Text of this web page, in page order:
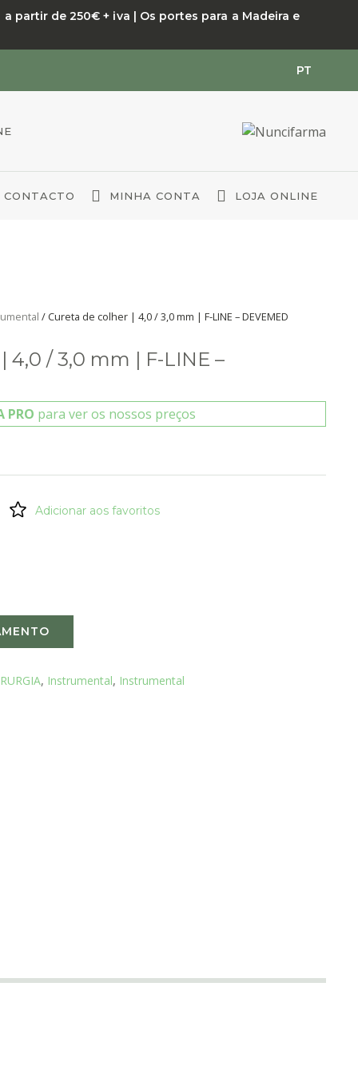
partir de 250€ + iva | Os portes para a Madeira e
PT
CONTACTO MINHA CONTA LOJA ONLINE
/ Cureta de colher | 4,0 / 3,0 mm | F-LINE – DEVEMED
4,0 / 3,0 mm | F-LINE –
PRO para ver os nossos preços
Adicionar aos favoritos
, Instrumental, Instrumental